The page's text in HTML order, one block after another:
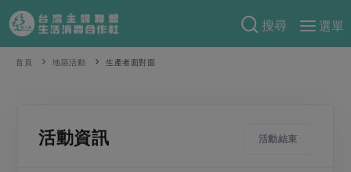
搜尋
選單
產品分類
芽苗類
食材特別企畫
首頁 地區活動 生產者面對面
活動結束
活動資訊